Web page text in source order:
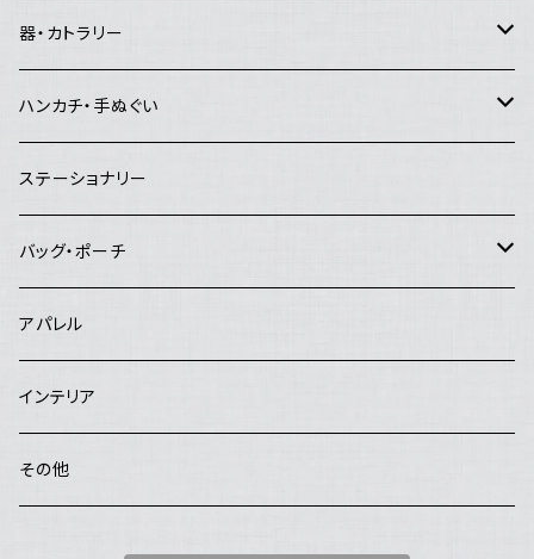
Lemon Works
and.Basic
夜長堂
工房まる
はんぷ工房 結
studio COOKA
poRiff
その他のアート
ピアス
イヤリング
リング
ブローチ
ヘアピン
器・カトラリー
マグカップ・コーヒーカップ・湯飲み
急須・ポット
お茶碗
お皿
鉢
花器・置物・オブジェ
ハンカチ・手ぬぐい
ハンカチ
手ぬぐい
ステーショナリー
バッグ・ポーチ
バッグ
ポーチ
アパレル
インテリア
その他